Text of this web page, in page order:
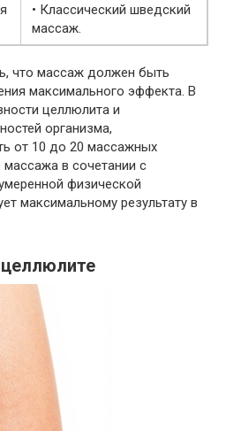
• Классический шведский
массаж.
что массаж должен быть
максимального эффекта. В
целлюлита и
организма,
от 10 до 20 массажных
в сочетании с
физической
максимальному результату в